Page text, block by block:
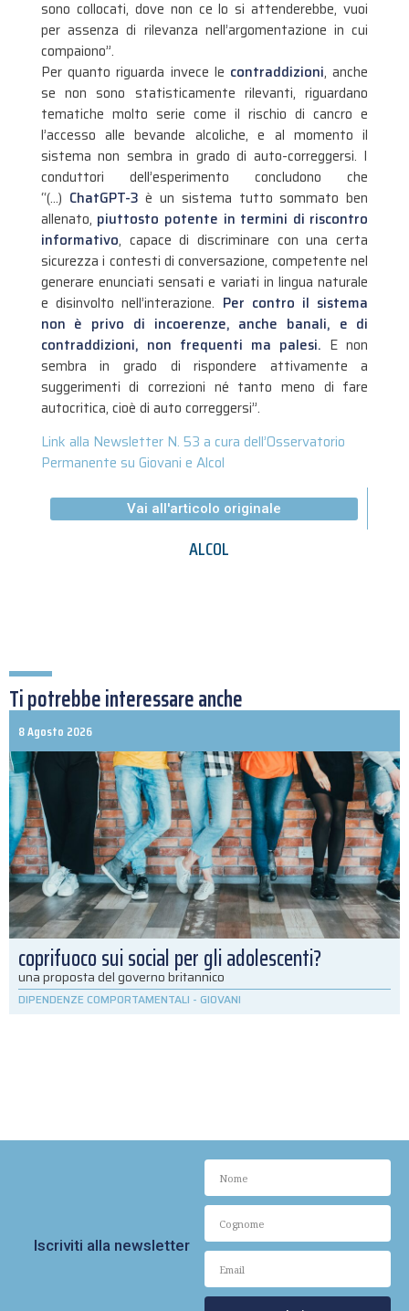
sono collocati, dove non ce lo si attenderebbe, vuoi
per assenza di rilevanza nell’argomentazione in cui
compaiono”.
Per quanto riguarda invece le contraddizioni, anche
se non sono statisticamente rilevanti, riguardano
tematiche molto serie come il rischio di cancro e
l’accesso alle bevande alcoliche, e al momento il
sistema non sembra in grado di auto-correggersi. I
conduttori dell’esperimento concludono che
“(…) ChatGPT-3 è un sistema tutto sommato ben
allenato, piuttosto potente in termini di riscontro
informativo, capace di discriminare con una certa
sicurezza i contesti di conversazione, competente nel
generare enunciati sensati e variati in lingua naturale
e disinvolto nell’interazione. Per contro il sistema
non è privo di incoerenze, anche banali, e di
contraddizioni, non frequenti ma palesi. E non
sembra in grado di rispondere attivamente a
suggerimenti di correzioni né tanto meno di fare
autocritica, cioè di auto correggersi”.
Link alla Newsletter N. 53 a cura dell’Osservatorio
Permanente su Giovani e Alcol
Vai all'articolo originale
ALCOL
Ti potrebbe interessare anche
8 Agosto 2026
coprifuoco sui social per gli adolescenti?
una proposta del governo britannico
DIPENDENZE COMPORTAMENTALI - GIOVANI
Iscriviti alla newsletter